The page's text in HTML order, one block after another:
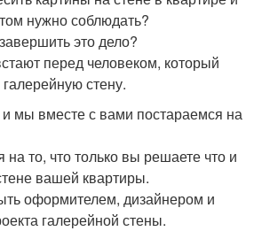
нужно соблюдать?
это дело?
перед человеком, который
стену.
мы вместе с вами постараемся на
на то, что только вы решаете что и
вашей квартиры.
оформителем, дизайнером и
галерейной стены.